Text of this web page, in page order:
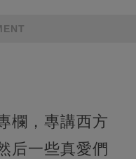
欄，專講西方
后一些真愛們